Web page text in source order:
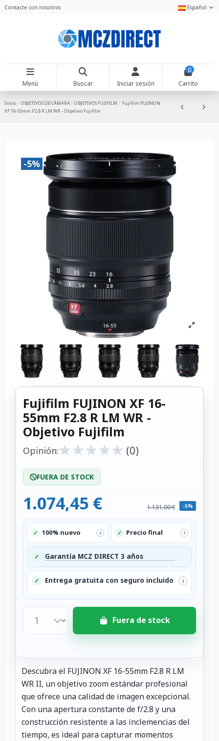
Contacte con nosotros Español
Menú Buscar Iniciar sesión
0
Carrito
Inicio OBJETIVOS DE CÁMARA OBJETIVOS FUJIFILM
Fujifilm FUJINON
XF 16-55mm F2.8 R LM WR - Objetivo Fujifilm
-5%
Fujifilm FUJINON XF 16-
55mm F2.8 R LM WR -
Objetivo Fujifilm
Opinión:★
★★
★★
★★
★★
★ (0)
FUERA DE STOCK
1.074,45 € 1.131,00 € -5%
✓ 100% nuevo i ✓ Precio final i
✓ Garantía MCZ DIRECT 3 años
✓ Entrega gratuita con seguro incluido i
Fuera de stock
Descubra el FUJINON XF 16-55mm F2.8 R LM
WR II, un objetivo zoom estándar profesional
que ofrece una calidad de imagen excepcional.
Con una apertura constante de f/2.8 y una
construcción resistente a las inclemencias del
tiempo, es ideal para capturar momentos